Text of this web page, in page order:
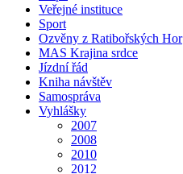
Veřejné instituce
Sport
Ozvěny z Ratibořských Hor
MAS Krajina srdce
Jízdní řád
Kniha návštěv
Samospráva
Vyhlášky
2007
2008
2010
2012